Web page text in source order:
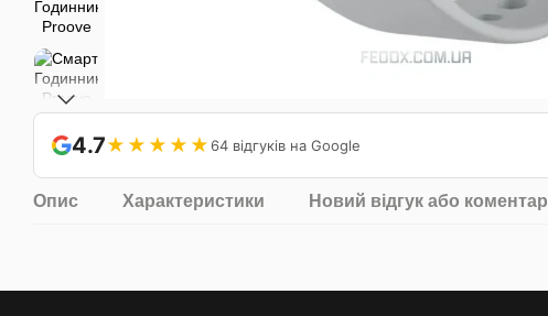
4.7★★★★★64 відгуків на Google
Опис Характеристики Новий відгук або коментар